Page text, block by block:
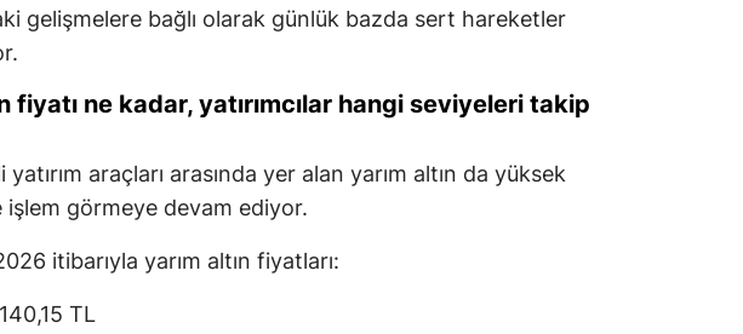
gelişmelere bağlı olarak günlük bazda sert hareketler
fiyatı ne kadar, yatırımcılar hangi seviyeleri takip
araçları arasında yer alan yarım altın da yüksek
işlem görmeye devam ediyor.
itibarıyla yarım altın fiyatları:
TL